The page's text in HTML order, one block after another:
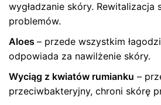
wygładzanie skóry. Rewitalizacja
problemów.
Aloes – przede wszystkim
odpowiada za nawilżenie skóry.
Wyciąg z kwiatów rumianku –
przeciwbakteryjny, chroni skórę